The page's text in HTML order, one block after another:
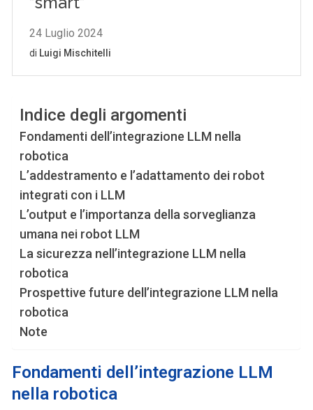
Indice degli argomenti
Fondamenti dell’integrazione LLM nella
robotica
L’addestramento e l’adattamento dei robot
integrati con i LLM
L’output e l’importanza della sorveglianza
umana nei robot LLM
La sicurezza nell’integrazione LLM nella
robotica
Prospettive future dell’integrazione LLM nella
robotica
Note
Fondamenti dell’integrazione LLM
nella robotica